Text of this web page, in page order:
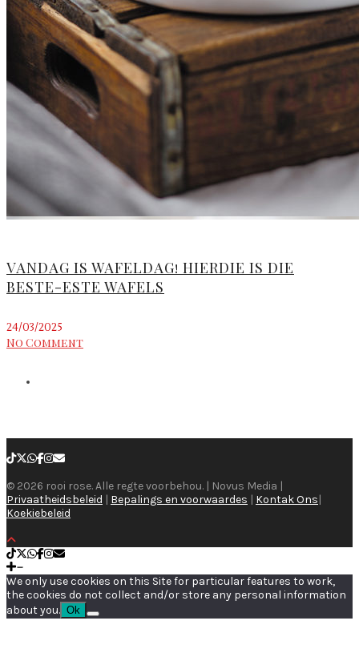
VANDAG IS WAFELDAG! HIERDIE IS DIE
BESTE-ESTE WAFELS
24/03/2025
No Comment
© 2026 rooi rose. Alle regte voorbehou. | Novus Media |
Privaatheidsbeleid | Bepalings en voorwaardes | Kontak Ons|
Koekiebeleid
We only use cookies on this Site for particular features to work,
the cookies do not collect and/or store any personal information
about you. Ok